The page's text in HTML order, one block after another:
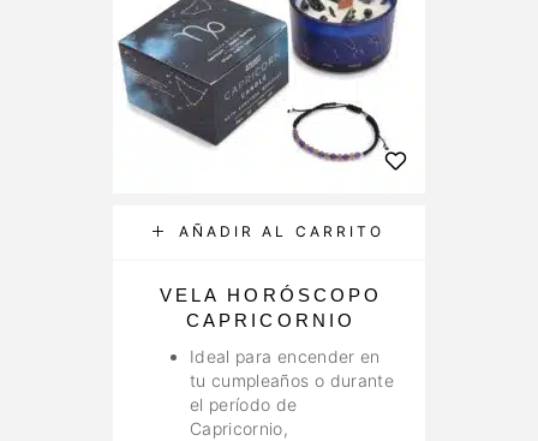
AÑADIR AL CARRITO
VELA HORÓSCOPO
CAPRICORNIO
Ideal para encender en
tu cumpleaños o durante
el período de
Capricornio,